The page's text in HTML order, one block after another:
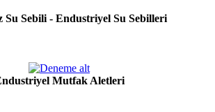
Su Sebili - Endustriyel Su Sebilleri
Mutfak Aletleri